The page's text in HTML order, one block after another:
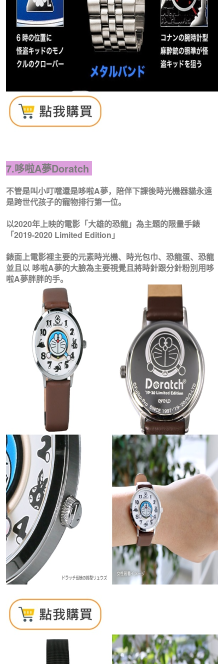
7.哆啦A夢Doratch
不管是叫小叮噹還是哆啦A夢，陪伴下課後時光機器貓永遠
是跨世代孩子的寵物排行第一位。
以2020年上映的電影「大雄的恐龍」為主題的限量手錶
「2019-2020 Limited Edition」
錶面上電影裡主要的元素時光機、時光包巾、恐龍蛋、恐龍
並且以 哆啦A夢的大臉為主要視覺且將時針跟分針粉別用哆
啦A夢胖胖的手。